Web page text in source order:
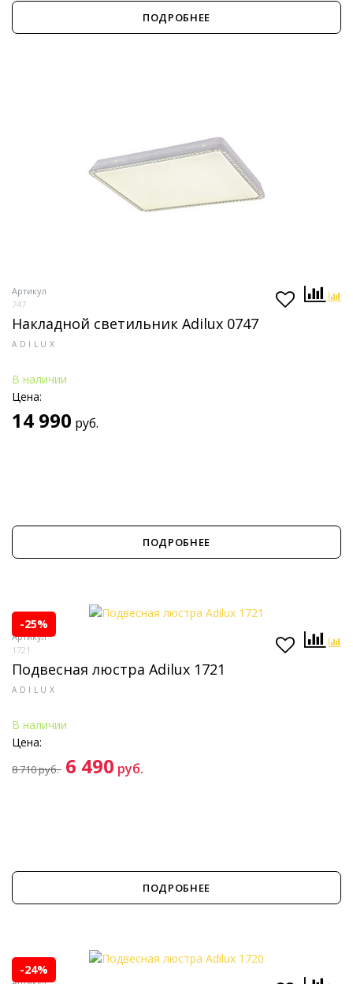
ПОДРОБНЕЕ
Артикул
747
Накладной светильник Adilux 0747
ADILUX
В наличии
Цена:
14 990 руб.
ПОДРОБНЕЕ
-25%
Артикул
1721
Подвесная люстра Adilux 1721
ADILUX
В наличии
Цена:
8 710руб. 6 490 руб.
ПОДРОБНЕЕ
-24%